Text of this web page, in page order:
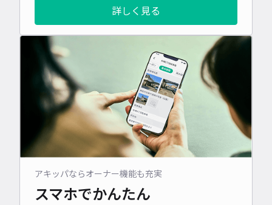
詳しく見る
アキッパならオーナー機能も充実
スマホでかんたん